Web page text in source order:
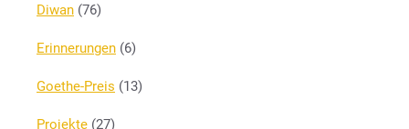
Diwan (76)
Erinnerungen (6)
Goethe-Preis (13)
Projekte (27)